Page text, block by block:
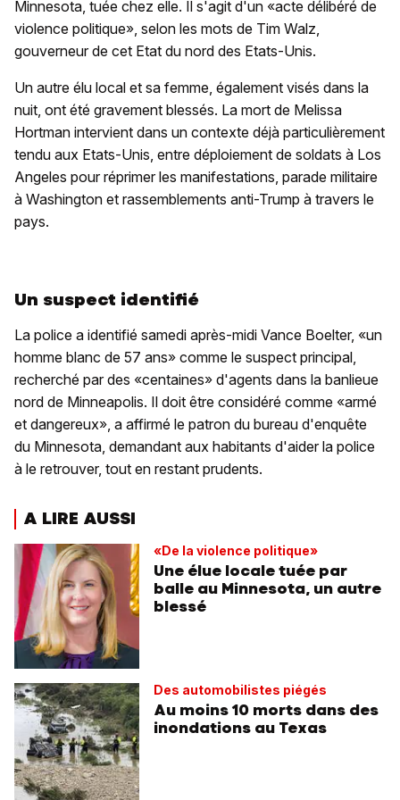
Minnesota, tuée chez elle. Il s'agit d'un «acte délibéré de
violence politique», selon les mots de Tim Walz,
gouverneur de cet Etat du nord des Etats-Unis.
Un autre élu local et sa femme, également visés dans la
nuit, ont été gravement blessés. La mort de Melissa
Hortman intervient dans un contexte déjà particulièrement
tendu aux Etats-Unis, entre déploiement de soldats à Los
Angeles pour réprimer les manifestations, parade militaire
à Washington et rassemblements anti-Trump à travers le
pays.
Un suspect identifié
La police a identifié samedi après-midi Vance Boelter, «un
homme blanc de 57 ans» comme le suspect principal,
recherché par des «centaines» d'agents dans la banlieue
nord de Minneapolis. Il doit être considéré comme «armé
et dangereux», a affirmé le patron du bureau d'enquête
du Minnesota, demandant aux habitants d'aider la police
à le retrouver, tout en restant prudents.
A LIRE AUSSI
«De la violence politique»
Une élue locale tuée par
balle au Minnesota, un autre
blessé
Des automobilistes piégés
Au moins 10 morts dans des
inondations au Texas